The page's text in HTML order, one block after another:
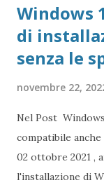
Windows
di
senza le
novembre 22,
Nel Post
compatibile
02 ottobre 2021 ,
l'installazione di